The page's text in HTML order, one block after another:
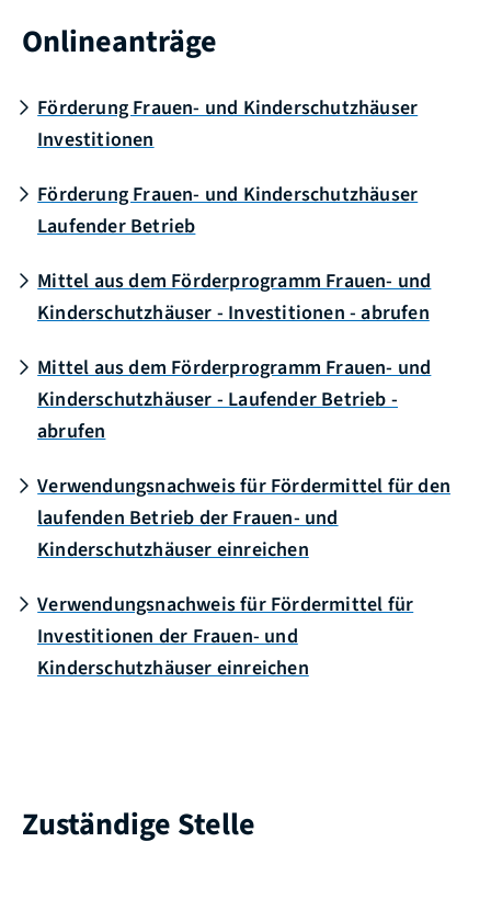
Onlineanträge
Förderung Frauen- und Kinderschutzhäuser
Investitionen
Förderung Frauen- und Kinderschutzhäuser
Laufender Betrieb
Mittel aus dem Förderprogramm Frauen- und
Kinderschutzhäuser - Investitionen - abrufen
Mittel aus dem Förderprogramm Frauen- und
Kinderschutzhäuser - Laufender Betrieb -
abrufen
Verwendungsnachweis für Fördermittel für den
laufenden Betrieb der Frauen- und
Kinderschutzhäuser einreichen
Verwendungsnachweis für Fördermittel für
Investitionen der Frauen- und
Kinderschutzhäuser einreichen
Zuständige Stelle